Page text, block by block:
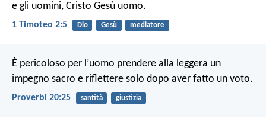
e gli uomini, Cristo Gesù uomo.
1 Timoteo 2:5 Dio Gesù mediatore
È pericoloso per l’uomo prendere alla leggera un
impegno sacro e riflettere solo dopo aver fatto un voto.
Proverbi 20:25 santità giustizia